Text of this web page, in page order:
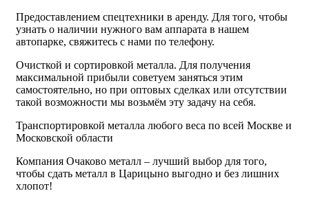
Предоставлением спецтехники в аренду. Для того, чтобы
узнать о наличии нужного вам аппарата в нашем
автопарке, свяжитесь с нами по телефону.
Очисткой и сортировкой металла. Для получения
максимальной прибыли советуем заняться этим
самостоятельно, но при оптовых сделках или отсутствии
такой возможности мы возьмём эту задачу на себя.
Транспортировкой металла любого веса по всей Москве и
Московской области
Компания Очаково металл – лучший выбор для того,
чтобы сдать металл в Царицыно выгодно и без лишних
хлопот!